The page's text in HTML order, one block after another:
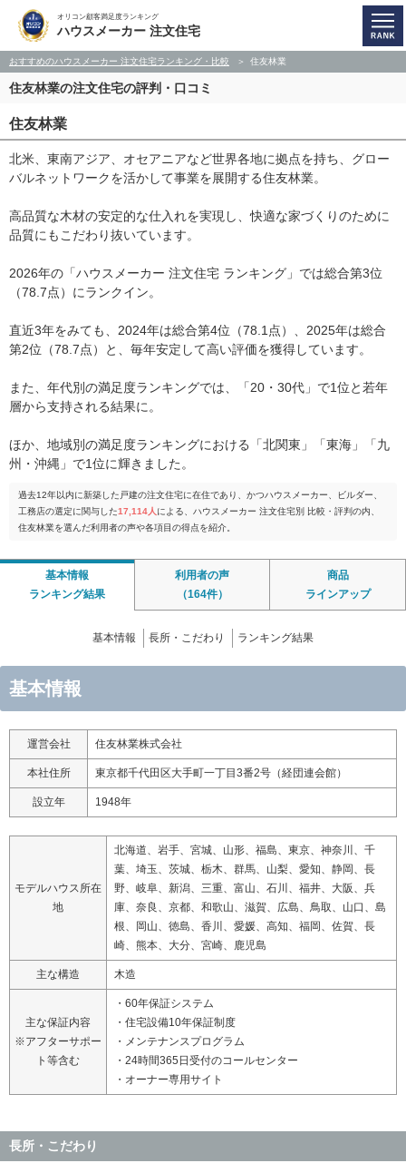
オリコン顧客満足度ランキング
ハウスメーカー 注文住宅
おすすめのハウスメーカー 注文住宅ランキング・比較 住友林業
住友林業の注文住宅の評判・口コミ
住友林業
北米、東南アジア、オセアニアなど世界各地に拠点を持ち、グロー
バルネットワークを活かして事業を展開する住友林業。
高品質な木材の安定的な仕入れを実現し、快適な家づくりのために
品質にもこだわり抜いています。
2026年の「ハウスメーカー 注文住宅 ランキング」では総合第3位
（78.7点）にランクイン。
直近3年をみても、2024年は総合第4位（78.1点）、2025年は総合
第2位（78.7点）と、毎年安定して高い評価を獲得しています。
また、年代別の満足度ランキングでは、「20・30代」で1位と若年
層から支持される結果に。
ほか、地域別の満足度ランキングにおける「北関東」「東海」「九
州・沖縄」で1位に輝きました。
過去12年以内に新築した戸建の注文住宅に在住であり、かつハウスメーカー、ビルダー、
工務店の選定に関与した17,114人 による、ハウスメーカー 注文住宅別 比較・評判の内、
住友林業を選んだ利用者の声や各項目の得点を紹介。
基本情報
ランキング結果
利用者の声
（164件）
商品
ラインアップ
基本情報 長所・こだわり ランキング結果
基本情報
運営会社 住友林業株式会社
本社住所 東京都千代田区大手町一丁目3番2号（経団連会館）
設立年 1948年
モデルハウス所在
地
北海道、岩手、宮城、山形、福島、東京、神奈川、千
葉、埼玉、茨城、栃木、群馬、山梨、愛知、静岡、長
野、岐阜、新潟、三重、富山、石川、福井、大阪、兵
庫、奈良、京都、和歌山、滋賀、広島、鳥取、山口、島
根、岡山、徳島、香川、愛媛、高知、福岡、佐賀、長
崎、熊本、大分、宮崎、鹿児島
主な構造 木造
主な保証内容
※アフターサポー
ト等含む
・60年保証システム
・住宅設備10年保証制度
・メンテナンスプログラム
・24時間365日受付のコールセンター
・オーナー専用サイト
長所・こだわり